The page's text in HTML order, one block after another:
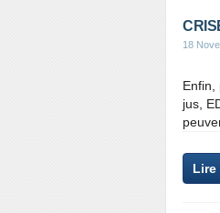
18
Enfin,
jus,
Lire